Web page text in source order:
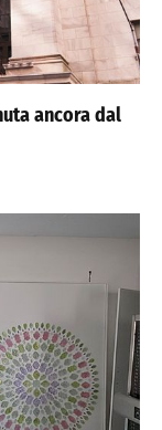
ancora dal